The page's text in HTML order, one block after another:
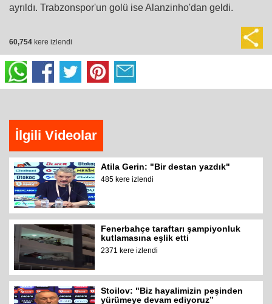
ayrıldı. Trabzonspor'un golü ise Alanzinho'dan geldi.
60,754 kere izlendi
İlgili Videolar
Atila Gerin: "Bir destan yazdık"
485 kere izlendi
Fenerbahçe taraftarı şampiyonluk
kutlamasına eşlik etti
2371 kere izlendi
Stoilov: "Biz hayalimizin peşinden
yürümeye devam ediyoruz”